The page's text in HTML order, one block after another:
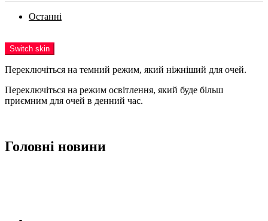
Останні
Switch skin
Переключіться на темний режим, який ніжніший для очей.
Переключіться на режим освітлення, який буде більш
приємним для очей в денний час.
Головні новини